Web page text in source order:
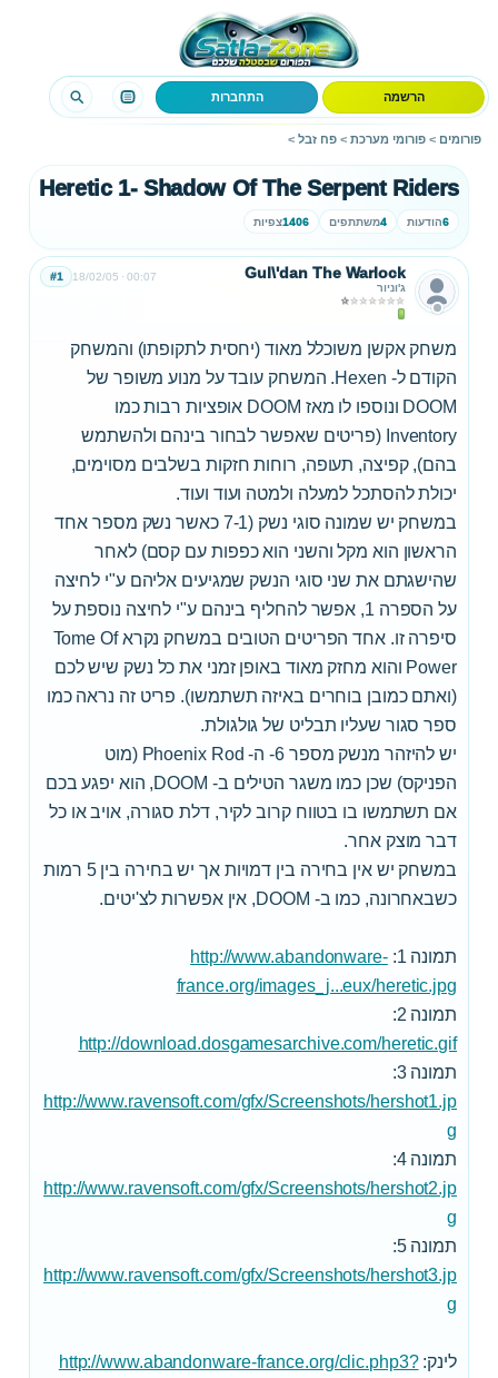
הרשמה התחברות
פורומים > פורומי מערכת > פח זבל >
Heretic 1- Shadow Of The Serpent Riders
6הודעות 4משתתפים 1406צפיות
Gul\'dan The Warlock
ג'וניור
18/02/05 00:07
#1
משחק אקשן משוכלל מאוד (יחסית לתקופתו) והמשחק
הקודם ל- Hexen. המשחק עובד על מנוע משופר של
DOOM ונוספו לו מאז DOOM אופציות רבות כמו
Inventory (פריטים שאפשר לבחור בינהם ולהשתמש
בהם), קפיצה, תעופה, רוחות חזקות בשלבים מסוימים,
יכולת להסתכל למעלה ולמטה ועוד ועוד.
במשחק יש שמונה סוגי נשק (7-1 כאשר נשק מספר אחד
הראשון הוא מקל והשני הוא כפפות עם קסם) לאחר
שהישגתם את שני סוגי הנשק שמגיעים אליהם ע"י לחיצה
על הספרה 1, אפשר להחליף בינהם ע"י לחיצה נוספת על
סיפרה זו. אחד הפריטים הטובים במשחק נקרא Tome Of
Power והוא מחזק מאוד באופן זמני את כל נשק שיש לכם
(ואתם כמובן בוחרים באיזה תשתמשו). פריט זה נראה כמו
ספר סגור שעליו תבליט של גולגולת.
יש להיזהר מנשק מספר 6- ה- Phoenix Rod (מוט
הפניקס) שכן כמו משגר הטילים ב- DOOM, הוא יפגע בכם
אם תשתמשו בו בטווח קרוב לקיר, דלת סגורה, אויב או כל
דבר מוצק אחר.
במשחק יש אין בחירה בין דמויות אך יש בחירה בין 5 רמות
כשבאחרונה, כמו ב- DOOM, אין אפשרות לצ'יטים.
תמונה 1:
http://www.abandonware-
france.org/images_j...eux/heretic.jpg
תמונה 2:
http://download.dosgamesarchive.com/heretic.gif
תמונה 3:
http://www.ravensoft.com/gfx/Screenshots/hershot1.jp
g
תמונה 4:
http://www.ravensoft.com/gfx/Screenshots/hershot2.jp
g
תמונה 5:
http://www.ravensoft.com/gfx/Screenshots/hershot3.jp
g
לינק:http://www.abandonware-france.org/clic.php3?